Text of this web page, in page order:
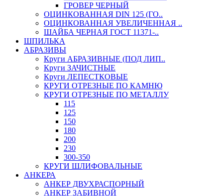
ГРОВЕР ЧЕРНЫЙ
ОЦИНКОВАННАЯ DIN 125 (ГО..
ОЦИНКОВАННАЯ УВЕЛИЧЕННАЯ ..
ШАЙБА ЧЕРНАЯ ГОСТ 11371-..
ШПИЛЬКА
АБРАЗИВЫ
Круги АБРАЗИВНЫЕ (ПОД ЛИП..
Круги ЗАЧИСТНЫЕ
Круги ЛЕПЕСТКОВЫЕ
КРУГИ ОТРЕЗНЫЕ ПО КАМНЮ
КРУГИ ОТРЕЗНЫЕ ПО МЕТАЛЛУ
115
125
150
180
200
230
300-350
КРУГИ ШЛИФОВАЛЬНЫЕ
АНКЕРА
АНКЕР ДВУХРАСПОРНЫЙ
АНКЕР ЗАБИВНОЙ